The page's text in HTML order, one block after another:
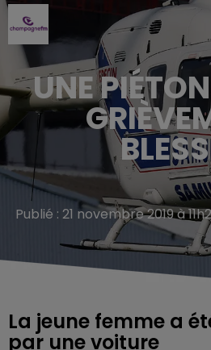
UNE
Publié : 21 novembre 2019 à
La jeune femme a
par une voiture